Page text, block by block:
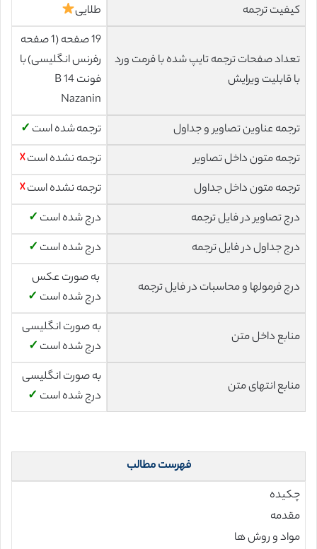
کیفیت ترجمه
طلایی
تعداد صفحات ترجمه تایپ شده با فرمت ورد
با قابلیت ویرایش
19 صفحه (1 صفحه
رفرنس انگلیسی) با
فونت 14 B
Nazanin
ترجمه عناوین تصاویر و جداول
ترجمه شده است ✓
ترجمه متون داخل تصاویر
ترجمه نشده است☓
ترجمه متون داخل جداول
ترجمه نشده است☓
درج تصاویر در فایل ترجمه
درج شده است ✓
درج جداول در فایل ترجمه
درج شده است ✓
درج فرمولها و محاسبات در فایل ترجمه
به صورت عکس
درج شده است ✓
منابع داخل متن
به صورت انگلیسی
درج شده است ✓
منابع انتهای متن
به صورت انگلیسی
درج شده است ✓
فهرست مطالب
چکیده
مقدمه
مواد و روش ها